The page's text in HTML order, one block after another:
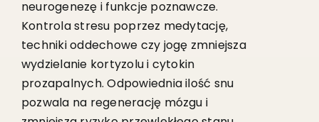
neurogenezę i funkcje poznawcze.
Kontrola stresu poprzez medytację,
techniki oddechowe czy jogę zmniejsza
wydzielanie kortyzolu i cytokin
prozapalnych. Odpowiednia ilość snu
pozwala na regenerację mózgu i